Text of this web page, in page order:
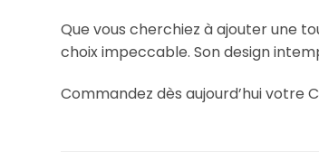
Que vous cherchiez à ajouter une
choix impeccable. Son design
Commandez dès aujourd’hui votre